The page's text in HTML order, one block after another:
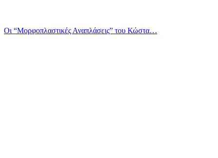
Οι “Μορφοπλαστικές Αναπλάσεις” του Κώστα…